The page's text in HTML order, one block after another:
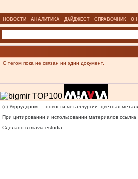
НОВОСТИ АНАЛИТИКА ДАЙДЖЕСТ СПРАВОЧНИК О
С тегом пока не связан ни один документ.
(c) Укррудпром — новости металлургии: цветная
При цитировании и использовании материалов ссылка
Сделано в miavia estudia.